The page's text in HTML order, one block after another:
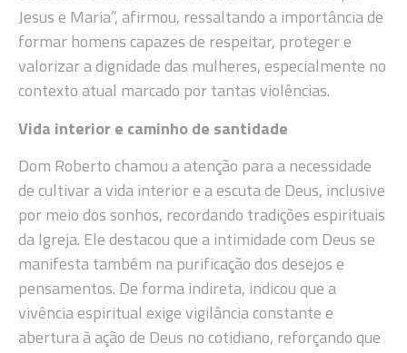
Jesus e Maria”, afirmou, ressaltando a importância de
formar homens capazes de respeitar, proteger e
valorizar a dignidade das mulheres, especialmente no
contexto atual marcado por tantas violências.
Vida interior e caminho de santidade
Dom Roberto chamou a atenção para a necessidade
de cultivar a vida interior e a escuta de Deus, inclusive
por meio dos sonhos, recordando tradições espirituais
da Igreja. Ele destacou que a intimidade com Deus se
manifesta também na purificação dos desejos e
pensamentos. De forma indireta, indicou que a
vivência espiritual exige vigilância constante e
abertura à ação de Deus no cotidiano, reforçando que